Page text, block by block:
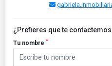
¿Prefieres que te
Tu nombre *